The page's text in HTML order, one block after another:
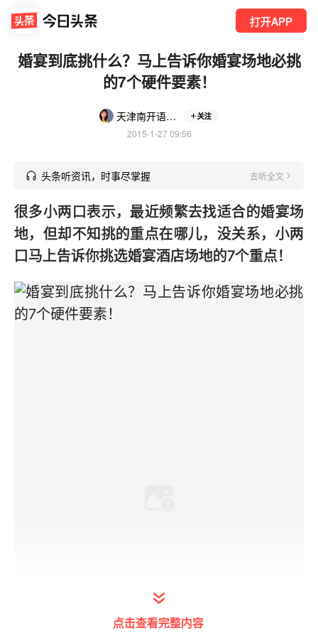
打开APP
婚宴到底挑什么？马上告诉你婚宴场地必挑
的7个硬件要素！
天津南开语苏企业管理咨询有限公司 关注
2015-1-27 09:56
头条听资讯，时事尽掌握 去听全文
很多小两口表示，最近频繁去找适合的婚宴场
地，但却不知挑的重点在哪儿，没关系，小两
口马上告诉你挑选婚宴酒店场地的7个重点！
点击查看完整内容